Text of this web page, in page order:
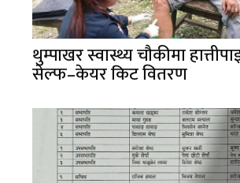
थुम्पाखर स्वास्थ्य चौकीमा
सेल्फ–केयर किट वितरण